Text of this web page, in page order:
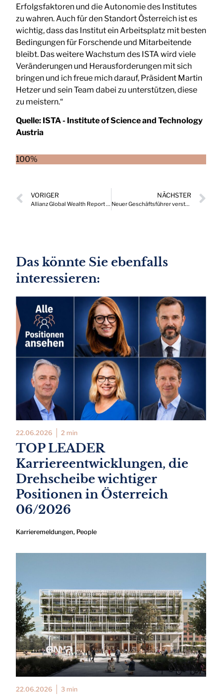
Erfolgsfaktoren und die Autonomie des Institutes
zu wahren. Auch für den Standort Österreich ist es
wichtig, dass das Institut ein Arbeitsplatz mit besten
Bedingungen für Forschende und Mitarbeitende
bleibt. Das weitere Wachstum des ISTA wird viele
Veränderungen und Herausforderungen mit sich
bringen und ich freue mich darauf, Präsident Martin
Hetzer und sein Team dabei zu unterstützen, diese
zu meistern.“
Quelle: ISTA - Institute of Science and Technology
Austria
100%
VORIGER
Allianz Global Wealth Report 2023: Reduktion des weltweiten Geldvermögens
NÄCHSTER
Neuer Geschäftsführer verstärkt das Management-Team bei Haas Fertigbau
Das könnte Sie ebenfalls
interessieren:
22.06.2026 2 min
TOP LEADER
Karriereentwicklungen, die
Drehscheibe wichtiger
Positionen in Österreich
06/2026
Karrieremeldungen, People
22.06.2026 3 min